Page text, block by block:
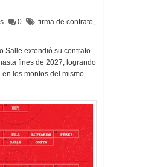
0 firma de contrato,
Salle extendió su contrato
fines de 2027, logrando
en los montos del mismo.…